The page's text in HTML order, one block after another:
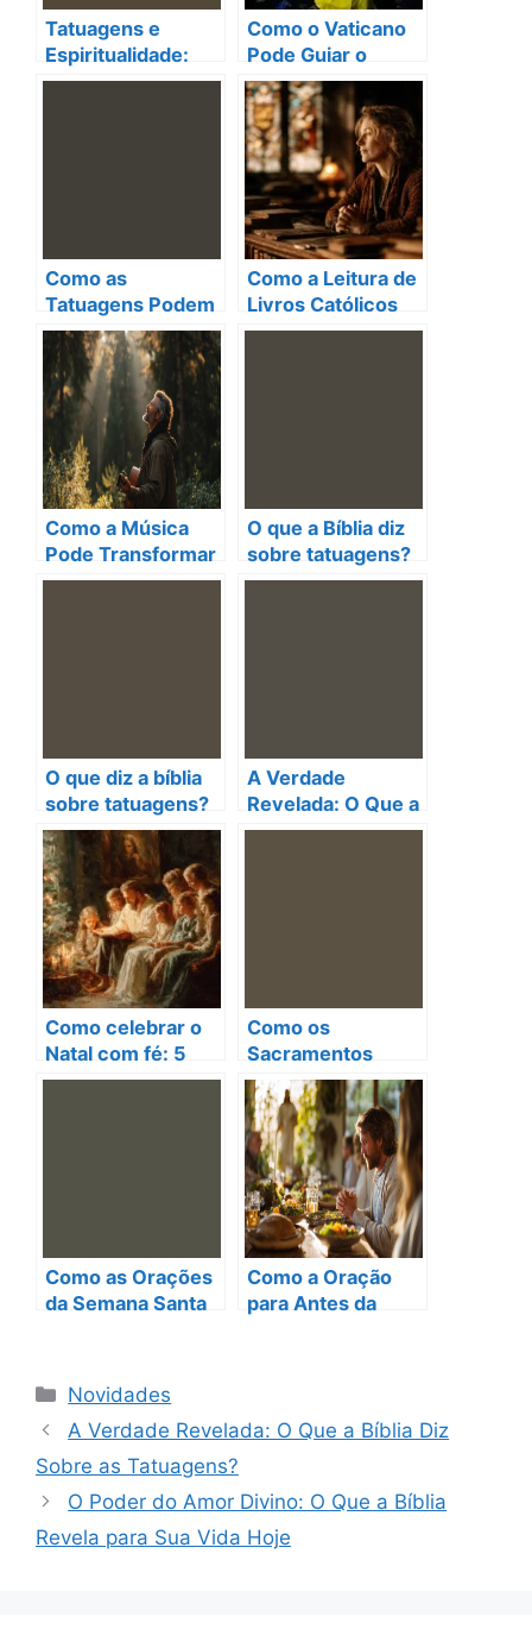
Tatuagens e
Espiritualidade:
Como a Fé Pode
Como o Vaticano
Pode Guiar o
Diálogo e a Paz na
Ucrânia?
Como as
Tatuagens Podem
Refletir a Fé: Um
Olhar Cristão
sobre a Expressão
Corporal
Como a Leitura de
Livros Católicos
Pode Aprofundar
Como a Música
Pode Transformar
Sua Espiritualidade
O que a Bíblia diz
sobre tatuagens?
Descubra a
O que diz a bíblia
sobre tatuagens?
Descubra a
verdade aqui!
A Verdade
Revelada: O Que a
Bíblia Diz Sobre as
Como celebrar o
Natal com fé: 5
orações
Como os
Sacramentos
Podem
Transformar Sua
Vida: O Poder da
Espiritualidade
Diária
Como as Orações
da Semana Santa
Fé e
Espiritualidade
Como a Oração
para Antes da
Categorias
Novidades
A Verdade Revelada: O Que a Bíblia Diz
Sobre as Tatuagens?
O Poder do Amor Divino: O Que a Bíblia
Revela para Sua Vida Hoje